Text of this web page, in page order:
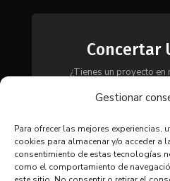
Gestionar
Para ofrecer las mejores
cookies para almacenar y/o acceder
consentimiento de estas tecnologías
como el comportamiento de
Concertar
¿Tienes un proyecto en
contacto con nosotros y